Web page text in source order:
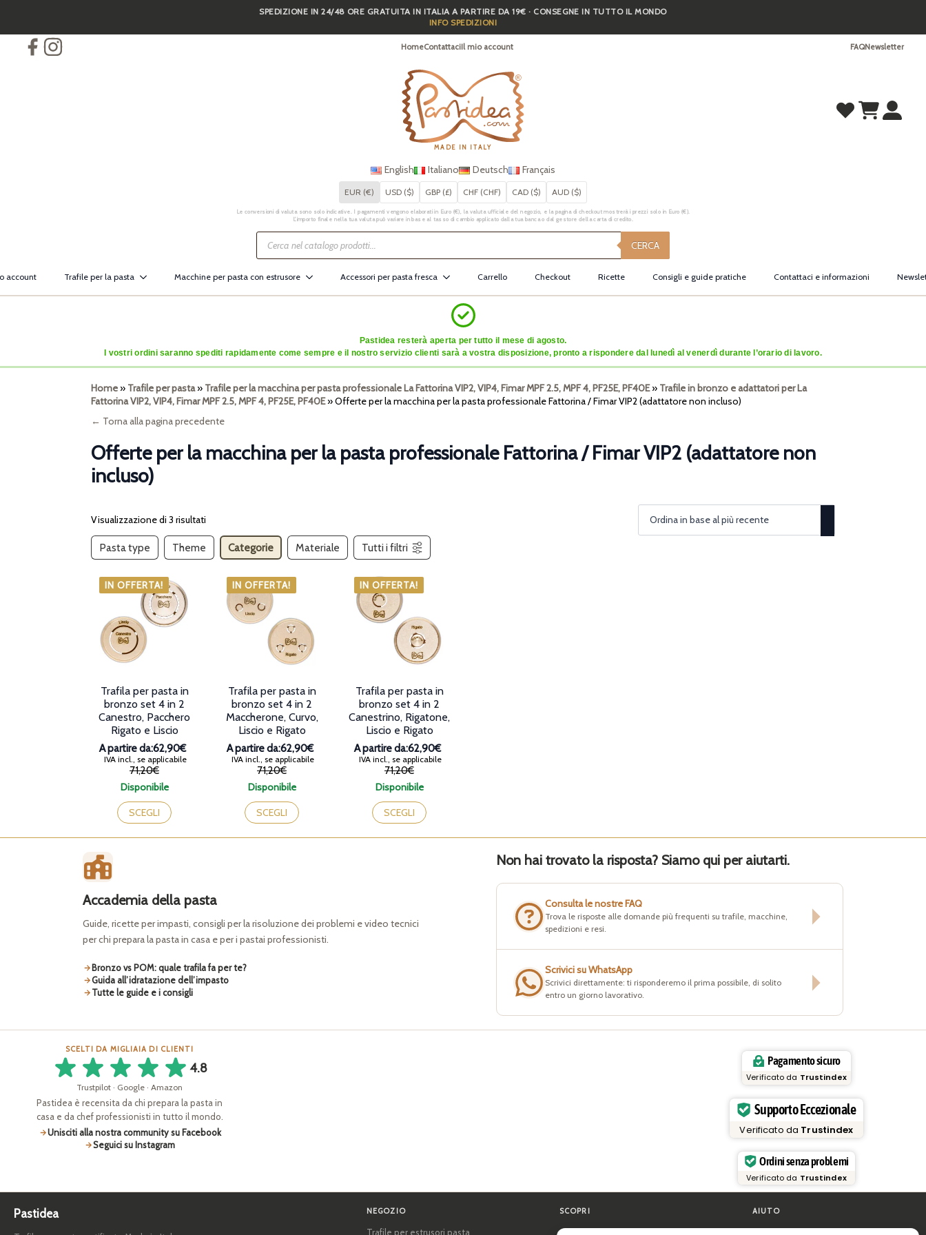
content
SPEDIZIONE IN 24/48 ORE GRATUITA IN ITALIA A PARTIRE DA 19€ · CONSEGNE IN TUTTO IL MONDO
INFO SPEDIZIONI
HomeContattaciIl mio account FAQNewsletter
MADE IN ITALY
English Italiano Deutsch Français
EUR (€) USD ($) GBP (£) CHF (CHF) CAD ($) AUD ($)
Le conversioni di valuta sono solo indicative. I pagamenti vengono elaborati in Euro (€), la valuta ufficiale del negozio, e la pagina di checkout mostrerà i prezzi solo in Euro (€).
L’importo finale nella tua valuta può variare in base al tasso di cambio applicato dalla tua banca o dal gestore della carta di credito.
Ricerca
prodotti CERCA
account Trafile per la pasta Macchine per pasta con estrusore Accessori per pasta fresca Carrello Checkout Ricette Consigli e guide pratiche Contattaci e informazioni
Pastidea resterà aperta per tutto il mese di agosto.
I vostri ordini saranno spediti rapidamente come sempre e il nostro servizio clienti sarà a vostra disposizione, pronto a rispondere dal lunedì al venerdì durante l’orario di lavoro.
Home» Trafile per pasta» Trafile per la macchina per pasta professionale La Fattorina VIP2, VIP4, Fimar MPF 2.5, MPF 4, PF25E, PF40E» Trafile in bronzo e adattatori per La
Fattorina VIP2, VIP4, Fimar MPF 2.5, MPF 4, PF25E, PF40E»Offerte per la macchina per la pasta professionale Fattorina / Fimar VIP2 (adattatore non incluso)
← Torna alla pagina precedente
Offerte per la macchina per la pasta professionale Fattorina / Fimar VIP2 (adattatore non
incluso)
Visualizzazione di 3 risultati
Pasta type Theme Categorie Materiale Tutti i filtri
IN OFFERTA!
Disponibile
Trafila per pasta in
bronzo set 4 in 2
Canestro, Pacchero
Rigato e Liscio
A partire da:
71,20€
Il
prezzo
originale
era:
71,20€.
62,90€
Il
prezzo
attuale
è:
62,90€.
IVA incl., se applicabile
SCEGLI
IN OFFERTA!
Disponibile
Trafila per pasta in
bronzo set 4 in 2
Maccherone, Curvo,
Liscio e Rigato
A partire da:
71,20€
Il
prezzo
originale
era:
71,20€.
62,90€
Il
prezzo
attuale
è:
62,90€.
IVA incl., se applicabile
SCEGLI
IN OFFERTA!
Disponibile
Trafila per pasta in
bronzo set 4 in 2
Canestrino, Rigatone,
Liscio e Rigato
A partire da:
71,20€
Il
prezzo
originale
era:
71,20€.
62,90€
Il
prezzo
attuale
è:
62,90€.
IVA incl., se applicabile
SCEGLI
Accademia della pasta
Guide, ricette per impasti, consigli per la risoluzione dei problemi e video tecnici
per chi prepara la pasta in casa e per i pastai professionisti.
Bronzo vs POM: quale trafila fa per te?
Guida all’idratazione dell’impasto
Tutte le guide e i consigli
Non hai trovato la risposta? Siamo qui per aiutarti.
Consulta le nostre FAQ
Trova le risposte alle domande più frequenti su trafile, macchine,
spedizioni e resi.
Scrivici su WhatsApp
Scrivici direttamente: ti risponderemo il prima possibile, di solito
entro un giorno lavorativo.
SCELTI DA MIGLIAIA DI CLIENTI
4.8
Trustpilot · Google · Amazon
Pastidea è recensita da chi prepara la pasta in
casa e da chef professionisti in tutto il mondo.
Unisciti alla nostra community su Facebook
Seguici su Instagram
Pagamento sicuro
Verificato da Trustindex
Supporto Eccezionale
Verificato da Trustindex
Ordini senza problemi
Verificato da Trustindex
Pastidea NEGOZIO
Trafile per estrusori pasta
SCOPRI
Certificazioni
AIUTO